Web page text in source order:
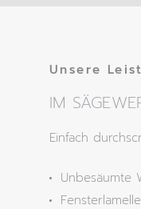
Unsere
IM
Einfach
Unbesäumte